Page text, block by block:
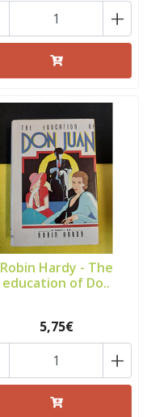
+
Robin Hardy - The
education of Do..
5,75€
+